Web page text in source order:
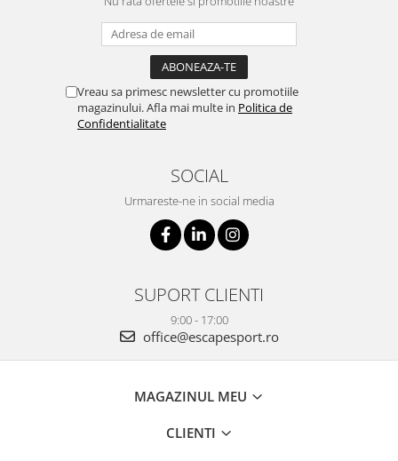
Vreau sa primesc newsletter cu promotiile
magazinului. Afla mai multe in Politica de
Confidentialitate
SOCIAL
Urmareste-ne in social media
SUPORT CLIENTI
9:00 - 17:00
office@escapesport.ro
MAGAZINUL MEU
CLIENTI